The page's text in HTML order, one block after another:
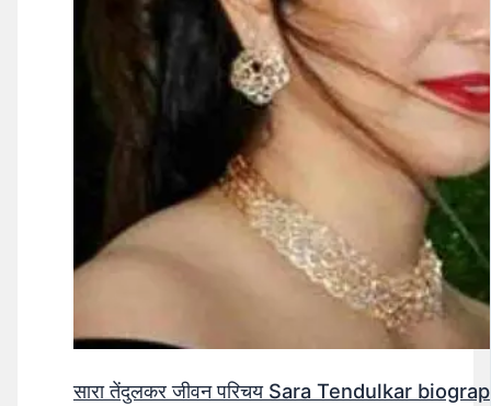
सारा तेंदुलकर जीवन परिचय Sara Tendulkar